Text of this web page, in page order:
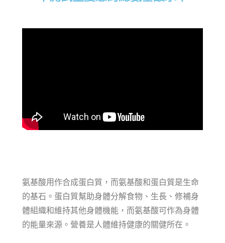
氨基酸用作合成蛋白質，而氨基酸和蛋白質是生命
的基石。蛋白質幫助身體分解食物、生長、修補身
體組織和維持其他身體機能，而氨基酸可作為身體
的能量來源。營養是人體維持健康的關健所在。